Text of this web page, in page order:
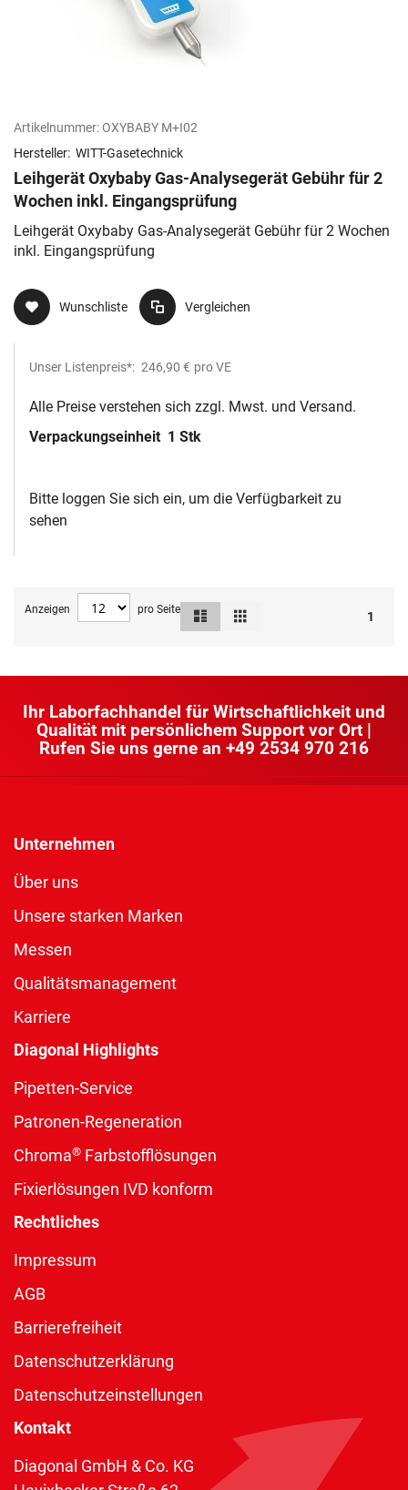
Artikelnummer: OXYBABY M+I02
Hersteller: WITT-Gasetechnick
Leihgerät Oxybaby Gas-Analysegerät Gebühr für 2
Wochen inkl. Eingangsprüfung
Leihgerät Oxybaby Gas-Analysegerät Gebühr für 2 Wochen
inkl. Eingangsprüfung
Wunschliste Vergleichen
Unser Listenpreis*: 246,90 € pro VE
Alle Preise verstehen sich zzgl. Mwst. und Versand.
Verpackungseinheit 1 Stk
Bitte loggen Sie sich ein, um die Verfügbarkeit zu
sehen
Anzeigen pro Seite 1
Ansicht
Ihr Laborfachhandel für Wirtschaftlichkeit und
Qualität mit persönlichem Support vor Ort |
Rufen Sie uns gerne an +49 2534 970 216
Unternehmen
Über uns
Unsere starken Marken
Messen
Qualitätsmanagement
Karriere
Diagonal Highlights
Pipetten-Service
Patronen-Regeneration
Chroma® Farbstofflösungen
Fixierlösungen IVD konform
Rechtliches
Impressum
AGB
Barrierefreiheit
Datenschutzerklärung
Datenschutzeinstellungen
Kontakt
Diagonal GmbH & Co. KG